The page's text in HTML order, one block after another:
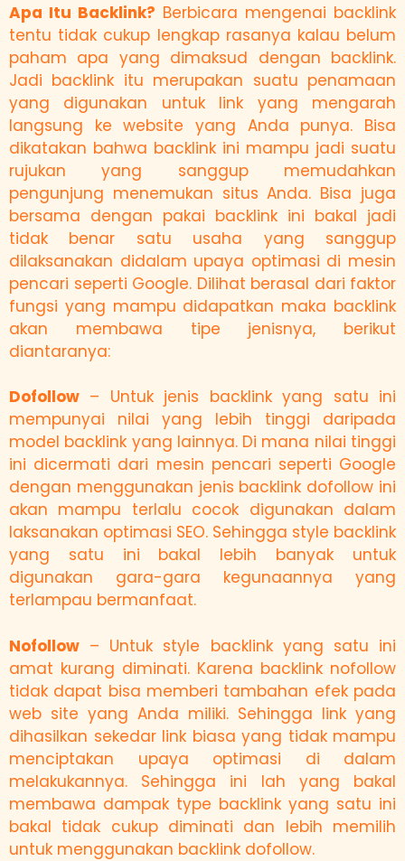
Apa Itu Backlink? Berbicara mengenai backlink
tentu tidak cukup lengkap rasanya kalau belum
paham apa yang dimaksud dengan backlink.
Jadi backlink itu merupakan suatu penamaan
yang digunakan untuk link yang mengarah
langsung ke website yang Anda punya. Bisa
dikatakan bahwa backlink ini mampu jadi suatu
rujukan yang sanggup memudahkan
pengunjung menemukan situs Anda. Bisa juga
bersama dengan pakai backlink ini bakal jadi
tidak benar satu usaha yang sanggup
dilaksanakan didalam upaya optimasi di mesin
pencari seperti Google. Dilihat berasal dari faktor
fungsi yang mampu didapatkan maka backlink
akan membawa tipe jenisnya, berikut
diantaranya:
Dofollow – Untuk jenis backlink yang satu ini
mempunyai nilai yang lebih tinggi daripada
model backlink yang lainnya. Di mana nilai tinggi
ini dicermati dari mesin pencari seperti Google
dengan menggunakan jenis backlink dofollow ini
akan mampu terlalu cocok digunakan dalam
laksanakan optimasi SEO. Sehingga style backlink
yang satu ini bakal lebih banyak untuk
digunakan gara-gara kegunaannya yang
terlampau bermanfaat.
Nofollow – Untuk style backlink yang satu ini
amat kurang diminati. Karena backlink nofollow
tidak dapat bisa memberi tambahan efek pada
web site yang Anda miliki. Sehingga link yang
dihasilkan sekedar link biasa yang tidak mampu
menciptakan upaya optimasi di dalam
melakukannya. Sehingga ini lah yang bakal
membawa dampak type backlink yang satu ini
bakal tidak cukup diminati dan lebih memilih
untuk menggunakan backlink dofollow.